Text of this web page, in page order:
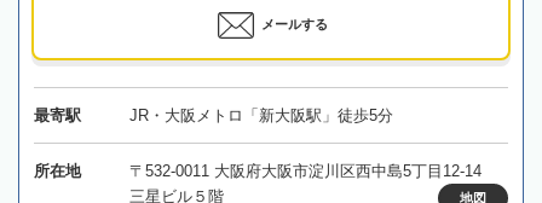
メールする
最寄駅 JR・大阪メトロ「新大阪駅」徒歩5分
所在地
〒532-0011 大阪府大阪市淀川区西中島5丁目12-14
三星ビル５階
地図